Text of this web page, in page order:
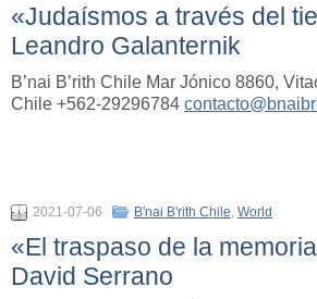
«Judaísmos a través del
Leandro Galanternik
B’nai B’rith Chile Mar Jónico 8860,
Chile +562-29296784
2021-07-06 B'nai B'rith Chile, World
«El traspaso de la
David Serrano